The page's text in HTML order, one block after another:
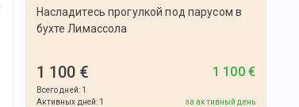
Насладитесь прогулкой под парусом в
бухте Лимассола
1 100 €
Всего дней: 1
Активных дней: 1
1 100 €
за активный день